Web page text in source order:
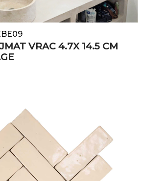
VRAC 4.7X 14.5 CM